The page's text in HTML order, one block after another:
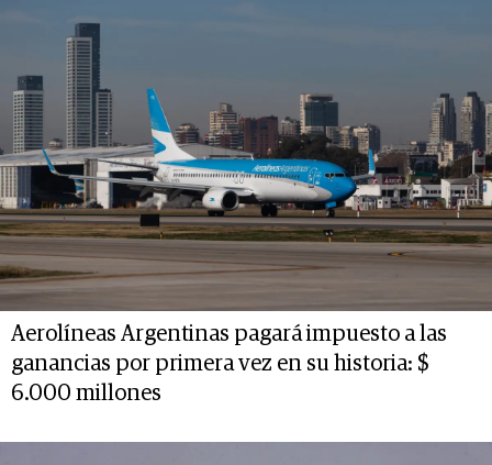
Aerolíneas Argentinas pagará impuesto a las
ganancias por primera vez en su historia: $
6.000 millones